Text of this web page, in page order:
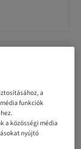
a
funkciók
a közösségi média
nyújtó